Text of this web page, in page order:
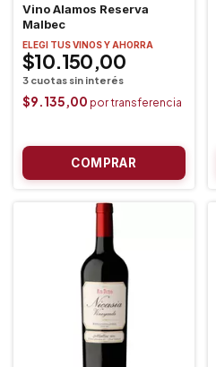
Vino Alamos Reserva
Malbec
ELEGI TUS VINOS Y AHORRA
$10.150,00
$9.135,00